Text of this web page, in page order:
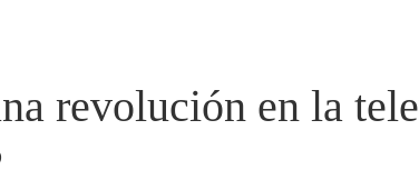
revolución en la